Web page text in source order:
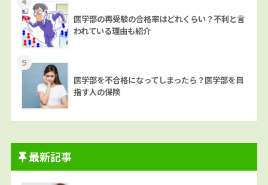
医学部の再受験の合格率はどれくらい？不利と言
われている理由も紹介
5
医学部を不合格になってしまったら？医学部を目
指す人の保険
最新記事